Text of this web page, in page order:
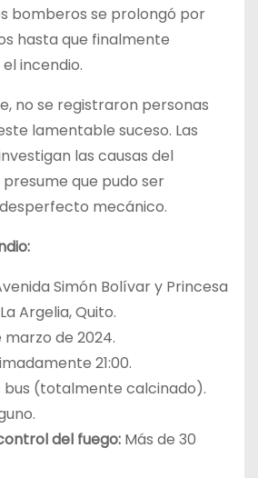
bomberos se prolongó por
hasta que finalmente
incendio.
no se registraron personas
lamentable suceso. Las
las causas del
que pudo ser
mecánico.
Simón Bolívar y Princesa
Argelia, Quito.
marzo de 2024.
21:00.
bus (totalmente calcinado).
del fuego: Más de 30